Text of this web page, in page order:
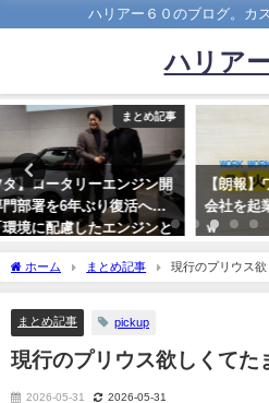
ハリアー６０のブログ。カ
ハリア
まとめ記事
【朗報】ワイ、完全週休3日制の
会社を起業へｗｗｗｗｗｗｗｗｗ
ｗ
ホーム まとめ記事 現行のプリウス
まとめ記事 pickup
現行のプリウス欲しくてた
2026-05-31 2026-05-31